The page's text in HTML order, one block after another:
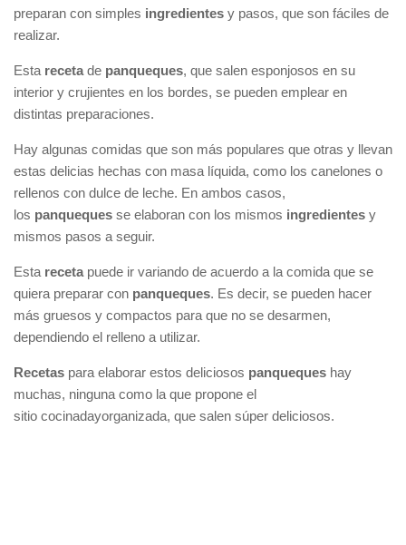
preparan con simples ingredientes y pasos, que son fáciles de
realizar.
Esta receta de panqueques, que salen esponjosos en su
interior y crujientes en los bordes, se pueden emplear en
distintas preparaciones.
Hay algunas comidas que son más populares que otras y llevan
estas delicias hechas con masa líquida, como los canelones o
rellenos con dulce de leche. En ambos casos,
los panqueques se elaboran con los mismos ingredientes y
mismos pasos a seguir.
Esta receta puede ir variando de acuerdo a la comida que se
quiera preparar con panqueques. Es decir, se pueden hacer
más gruesos y compactos para que no se desarmen,
dependiendo el relleno a utilizar.
Recetas para elaborar estos deliciosos panqueques hay
muchas, ninguna como la que propone el
sitio cocinadayorganizada, que salen súper deliciosos.